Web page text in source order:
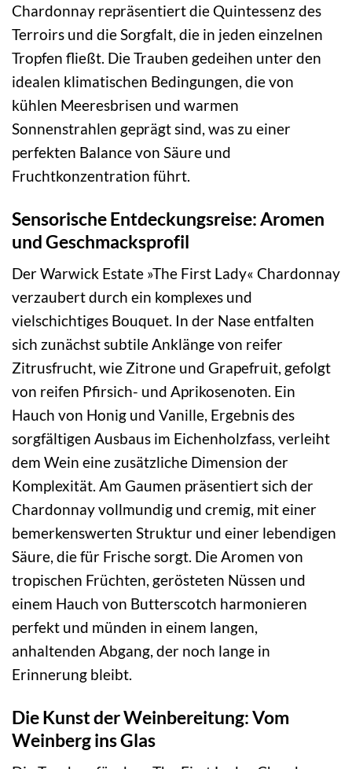
Chardonnay repräsentiert die Quintessenz des
Terroirs und die Sorgfalt, die in jeden einzelnen
Tropfen fließt. Die Trauben gedeihen unter den
idealen klimatischen Bedingungen, die von
kühlen Meeresbrisen und warmen
Sonnenstrahlen geprägt sind, was zu einer
perfekten Balance von Säure und
Fruchtkonzentration führt.
Sensorische Entdeckungsreise: Aromen
und Geschmacksprofil
Der Warwick Estate »The First Lady« Chardonnay
verzaubert durch ein komplexes und
vielschichtiges Bouquet. In der Nase entfalten
sich zunächst subtile Anklänge von reifer
Zitrusfrucht, wie Zitrone und Grapefruit, gefolgt
von reifen Pfirsich- und Aprikosenoten. Ein
Hauch von Honig und Vanille, Ergebnis des
sorgfältigen Ausbaus im Eichenholzfass, verleiht
dem Wein eine zusätzliche Dimension der
Komplexität. Am Gaumen präsentiert sich der
Chardonnay vollmundig und cremig, mit einer
bemerkenswerten Struktur und einer lebendigen
Säure, die für Frische sorgt. Die Aromen von
tropischen Früchten, gerösteten Nüssen und
einem Hauch von Butterscotch harmonieren
perfekt und münden in einem langen,
anhaltenden Abgang, der noch lange in
Erinnerung bleibt.
Die Kunst der Weinbereitung: Vom
Weinberg ins Glas